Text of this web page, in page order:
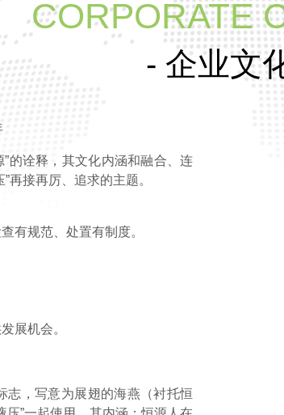
CORPORATE
- 企业文
”的诠释，其文化内涵和融合、连
再接再厉、追求的主题。
有规范、处置有制度。
展机会。
，写意为展翅的海燕（衬托恒